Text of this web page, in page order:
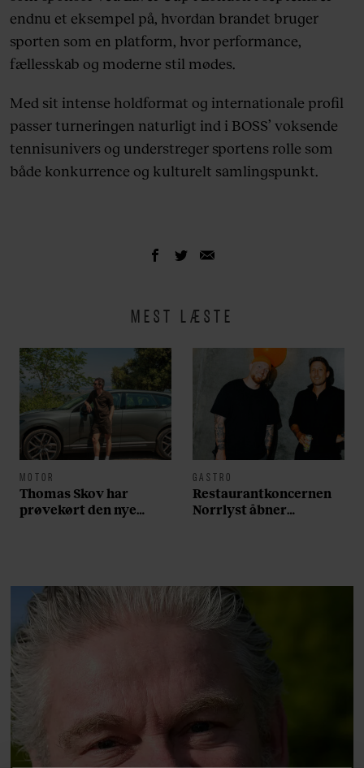
endnu et eksempel på, hvordan brandet bruger
sporten som en platform, hvor performance,
fællesskab og moderne stil mødes.
Med sit intense holdformat og internationale profil
passer turneringen naturligt ind i BOSS’ voksende
tennisunivers og understreger sportens rolle som
både konkurrence og kulturelt samlingspunkt.
MEST LÆSTE
MOTOR
Thomas Skov har
prøvekørt den nye
GASTRO
Restaurantkoncernen
Norrlyst åbner